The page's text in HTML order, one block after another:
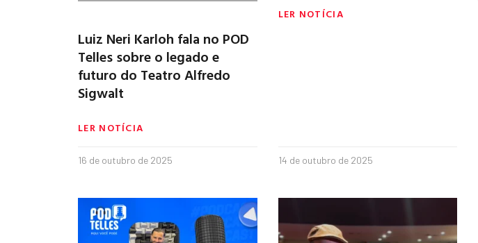
Luiz Neri Karloh fala no POD
Telles sobre o legado e
futuro do Teatro Alfredo
Sigwalt
LER NOTÍCIA
16 de outubro de 2025
LER NOTÍCIA
14 de outubro de 2025